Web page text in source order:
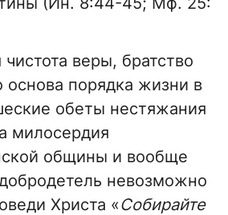
веры, братство
основа порядка жизни в
обеты нестяжания
милосердия
общины и вообще
невозможно
Христа «Собирайте